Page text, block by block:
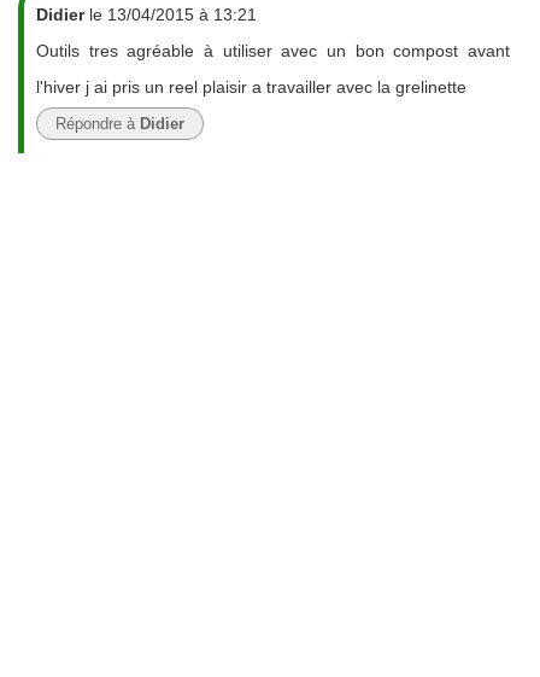
Didierle 13/04/2015 à 13:21
Outils tres agréable à utiliser avec un bon compost avant
l'hiver j ai pris un reel plaisir a travailler avec la grelinette
Répondre à Didier